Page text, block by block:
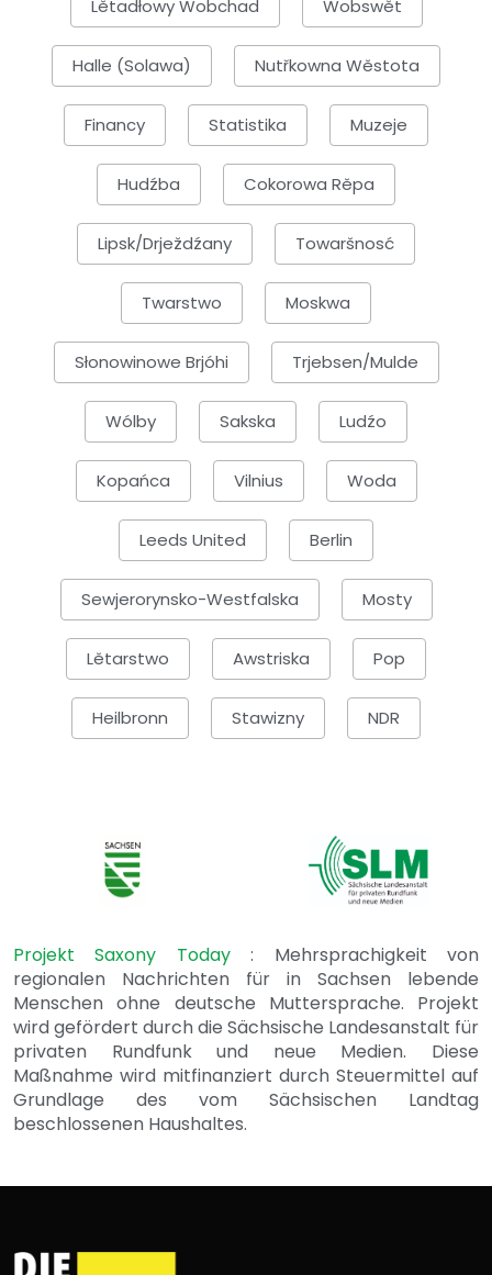
Lětadłowy Wobchad Wobswět
Halle (Solawa) Nutřkowna Wěstota
Financy Statistika Muzeje
Hudźba Cokorowa Rěpa
Lipsk/Drježdźany Towaršnosć
Twarstwo Moskwa
Słonowinowe Brjóhi Trjebsen/Mulde
Wólby Sakska Ludźo
Kopańca Vilnius Woda
Leeds United Berlin
Sewjerorynsko-Westfalska Mosty
Lětarstwo Awstriska Pop
Heilbronn Stawizny NDR
Projekt Saxony Today: Mehrsprachigkeit von
regionalen Nachrichten für in Sachsen lebende
Menschen ohne deutsche Muttersprache. Projekt
wird gefördert durch die Sächsische Landesanstalt für
privaten Rundfunk und neue Medien. Diese
Maßnahme wird mitfinanziert durch Steuermittel auf
Grundlage des vom Sächsischen Landtag
beschlossenen Haushaltes.